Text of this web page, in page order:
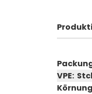
VPE:
Körnung